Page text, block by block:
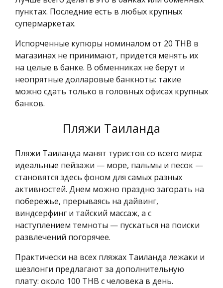
пунктах. Последние есть в любых крупных
супермаркетах.
Испорченные купюры номиналом от 20 THB в
магазинах не принимают, придется менять их
на целые в банке. В обменниках не берут и
неопрятные долларовые банкноты: такие
можно сдать только в головных офисах крупных
банков.
Пляжи Таиланда
Пляжи Таиланда манят туристов со всего мира:
идеальные пейзажи — море, пальмы и песок —
становятся здесь фоном для самых разных
активностей. Днем можно праздно загорать на
побережье, прерываясь на дайвинг,
виндсерфинг и тайский массаж, а с
наступлением темноты — пускаться на поиски
развлечений погорячее.
Практически на всех пляжах Таиланда лежаки и
шезлонги предлагают за дополнительную
плату: около 100 THB с человека в день.